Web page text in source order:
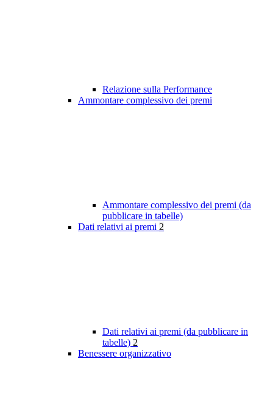
Relazione sulla Performance
Ammontare complessivo dei premi
Ammontare complessivo dei premi (da
pubblicare in tabelle)
Dati relativi ai premi 2
Dati relativi ai premi (da pubblicare in
tabelle) 2
Benessere organizzativo